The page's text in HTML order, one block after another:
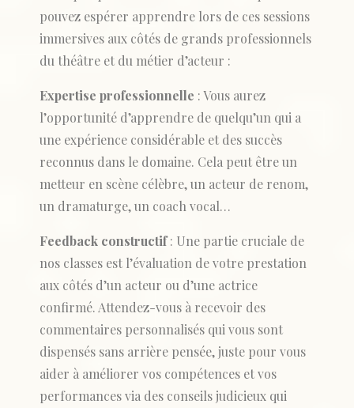
pouvez espérer apprendre lors de ces sessions
immersives aux côtés de grands professionnels
du théâtre et du métier d’acteur :
Expertise professionnelle : Vous aurez
l’opportunité d’apprendre de quelqu’un qui a
une expérience considérable et des succès
reconnus dans le domaine. Cela peut être un
metteur en scène célèbre, un acteur de renom,
un dramaturge, un coach vocal…
Feedback constructif: Une partie cruciale de
nos classes est l’évaluation de votre prestation
aux côtés d’un acteur ou d’une actrice
confirmé. Attendez-vous à recevoir des
commentaires personnalisés qui vous sont
dispensés sans arrière pensée, juste pour vous
aider à améliorer vos compétences et vos
performances via des conseils judicieux qui